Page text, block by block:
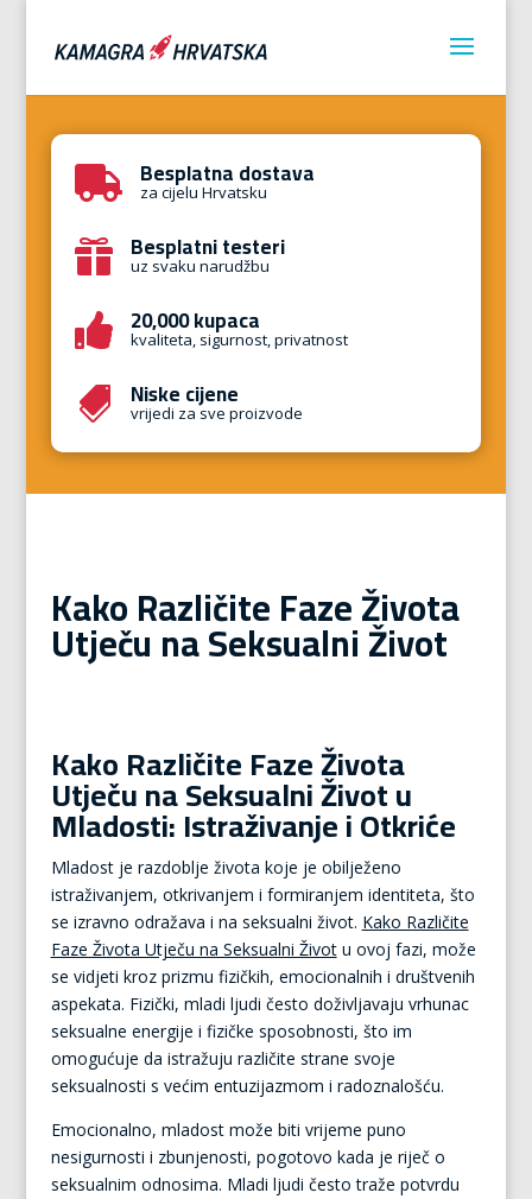
 Besplatna dostava
za cijelu Hrvatsku
 Besplatni testeri
uz svaku narudžbu
 20,000 kupaca
kvaliteta, sigurnost, privatnost
 Niske cijene
vrijedi za sve proizvode
Kako Različite Faze Života
Utječu na Seksualni Život
Kako Različite Faze Života
Utječu na Seksualni Život u
Mladosti: Istraživanje i Otkriće
Mladost je razdoblje života koje je obilježeno
istraživanjem, otkrivanjem i formiranjem identiteta, što
se izravno odražava i na seksualni život. Kako Različite
Faze Života Utječu na Seksualni Životu ovoj fazi, može
se vidjeti kroz prizmu fizičkih, emocionalnih i društvenih
aspekata. Fizički, mladi ljudi često doživljavaju vrhunac
seksualne energije i fizičke sposobnosti, što im
omogućuje da istražuju različite strane svoje
seksualnosti s većim entuzijazmom i radoznalošću.
Emocionalno, mladost može biti vrijeme puno
nesigurnosti i zbunjenosti, pogotovo kada je riječ o
seksualnim odnosima. Mladi ljudi često traže potvrdu